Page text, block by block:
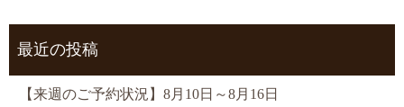
最近の投稿
【来週のご予約状況】8月10日～8月16日